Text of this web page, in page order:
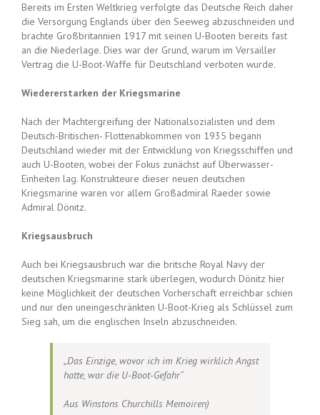
Bereits im Ersten Weltkrieg verfolgte das Deutsche Reich daher
die Versorgung Englands über den Seeweg abzuschneiden und
brachte Großbritannien 1917 mit seinen U-Booten bereits fast
an die Niederlage. Dies war der Grund, warum im Versailler
Vertrag die U-Boot-Waffe für Deutschland verboten wurde.
Wiedererstarken der Kriegsmarine
Nach der Machtergreifung der Nationalsozialisten und dem
Deutsch-Britischen- Flottenabkommen von 1935 begann
Deutschland wieder mit der Entwicklung von Kriegsschiffen und
auch U-Booten, wobei der Fokus zunächst auf Überwasser-
Einheiten lag. Konstrukteure dieser neuen deutschen
Kriegsmarine waren vor allem Großadmiral Raeder sowie
Admiral Dönitz.
Kriegsausbruch
Auch bei Kriegsausbruch war die britsche Royal Navy der
deutschen Kriegsmarine stark überlegen, wodurch Dönitz hier
keine Möglichkeit der deutschen Vorherschaft erreichbar schien
und nur den uneingeschränkten U-Boot-Krieg als Schlüssel zum
Sieg sah, um die englischen Inseln abzuschneiden.
„Das Einzige, wovor ich im Krieg wirklich Angst
hatte, war die U-Boot-Gefahr“
Aus Winstons Churchills Memoiren)